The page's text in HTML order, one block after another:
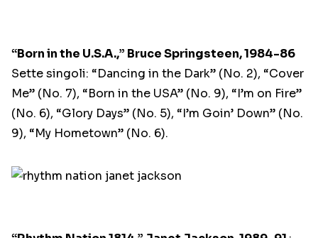
“Born in the U.S.A.,” Bruce Springsteen, 1984-86
Sette singoli: “Dancing in the Dark” (No. 2), “Cover
Me” (No. 7), “Born in the USA” (No. 9), “I’m on Fire”
(No. 6), “Glory Days” (No. 5), “I’m Goin’ Down” (No.
9), “My Hometown” (No. 6).